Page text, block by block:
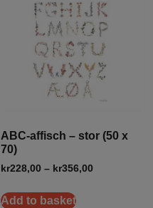
ABC-affisch – stor (50 x
70)
kr228,00 – kr356,00
Add to basket